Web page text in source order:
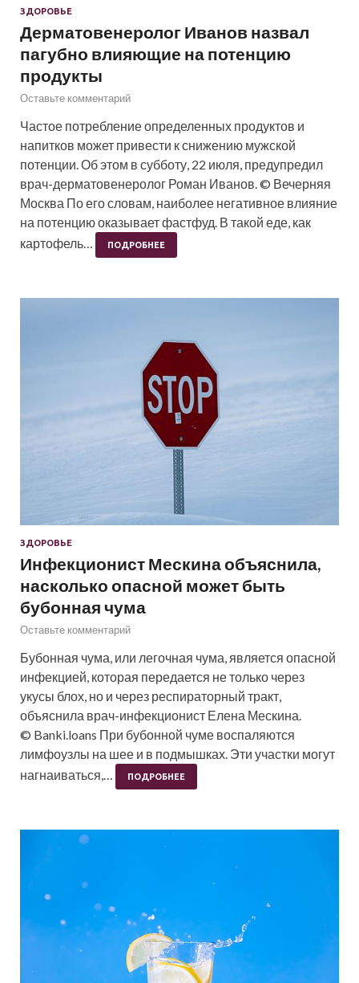
ЗДОРОВЬЕ
Дерматовенеролог Иванов назвал
пагубно влияющие на потенцию
продукты
Оставьте комментарий
Частое потребление определенных продуктов и
напитков может привести к снижению мужской
потенции. Об этом в субботу, 22 июля, предупредил
врач-дерматовенеролог Роман Иванов. © Вечерняя
Москва По его словам, наиболее негативное влияние
на потенцию оказывает фастфуд. В такой еде, как
картофель…
ПОДРОБНЕЕ
ЗДОРОВЬЕ
Инфекционист Мескина объяснила,
насколько опасной может быть
бубонная чума
Оставьте комментарий
Бубонная чума, или легочная чума, является опасной
инфекцией, которая передается не только через
укусы блох, но и через респираторный тракт,
объяснила врач-инфекционист Елена Мескина.
© Banki.loans При бубонной чуме воспаляются
лимфоузлы на шее и в подмышках. Эти участки могут
нагнаиваться,…
ПОДРОБНЕЕ